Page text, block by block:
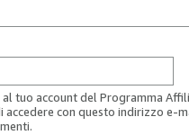
tuo account del Programma
accedere con questo indirizzo e-